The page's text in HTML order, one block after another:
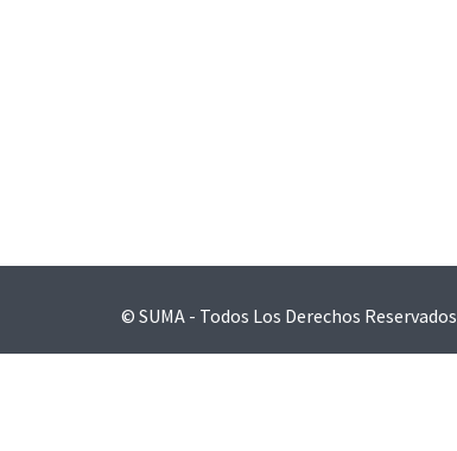
© SUMA - Todos Los Derechos Reservados